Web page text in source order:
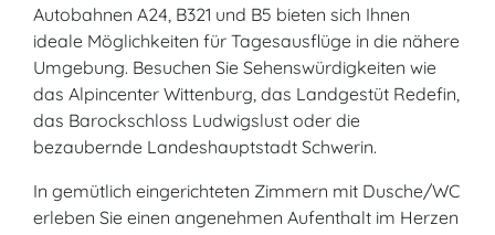
Autobahnen A24, B321 und B5 bieten sich Ihnen
ideale Möglichkeiten für Tagesausflüge in die nähere
Umgebung. Besuchen Sie Sehenswürdigkeiten wie
das Alpincenter Wittenburg, das Landgestüt Redefin,
das Barockschloss Ludwigslust oder die
bezaubernde Landeshauptstadt Schwerin.
In gemütlich eingerichteten Zimmern mit Dusche/WC
erleben Sie einen angenehmen Aufenthalt im Herzen